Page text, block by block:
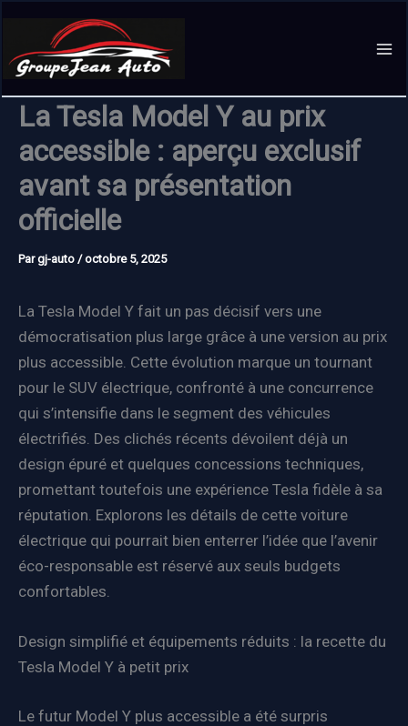
contenu
La Tesla Model Y au prix
accessible : aperçu exclusif
avant sa présentation
officielle
Pargj-auto /octobre 5, 2025
La Tesla Model Y fait un pas décisif vers une
démocratisation plus large grâce à une version au prix
plus accessible. Cette évolution marque un tournant
pour le SUV électrique, confronté à une concurrence
qui s’intensifie dans le segment des véhicules
électrifiés. Des clichés récents dévoilent déjà un
design épuré et quelques concessions techniques,
promettant toutefois une expérience Tesla fidèle à sa
réputation. Explorons les détails de cette voiture
électrique qui pourrait bien enterrer l’idée que l’avenir
éco-responsable est réservé aux seuls budgets
confortables.
Design simplifié et équipements réduits : la recette du
Tesla Model Y à petit prix
Le futur Model Y plus accessible a été surpris